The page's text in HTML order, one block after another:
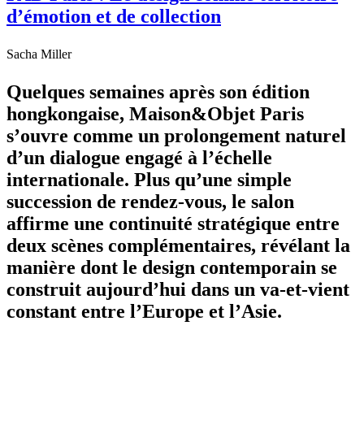
d’émotion et de collection
Sacha Miller
Quelques semaines après son édition
hongkongaise, Maison&Objet Paris
s’ouvre comme un prolongement naturel
d’un dialogue engagé à l’échelle
internationale. Plus qu’une simple
succession de rendez-vous, le salon
affirme une continuité stratégique entre
deux scènes complémentaires, révélant la
manière dont le design contemporain se
construit aujourd’hui dans un va-et-vient
constant entre l’Europe et l’Asie.